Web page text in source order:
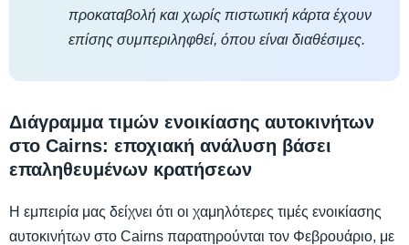
προκαταβολή και χωρίς πιστωτική κάρτα έχουν
επίσης συμπεριληφθεί, όπου είναι διαθέσιμες.
Διάγραμμα τιμών ενοικίασης αυτοκινήτων
στο Cairns: εποχιακή ανάλυση βάσει
επαληθευμένων κρατήσεων
Η εμπειρία μας δείχνει ότι οι χαμηλότερες τιμές ενοικίασης
αυτοκινήτων στο Cairns παρατηρούνται τον Φεβρουάριο, με